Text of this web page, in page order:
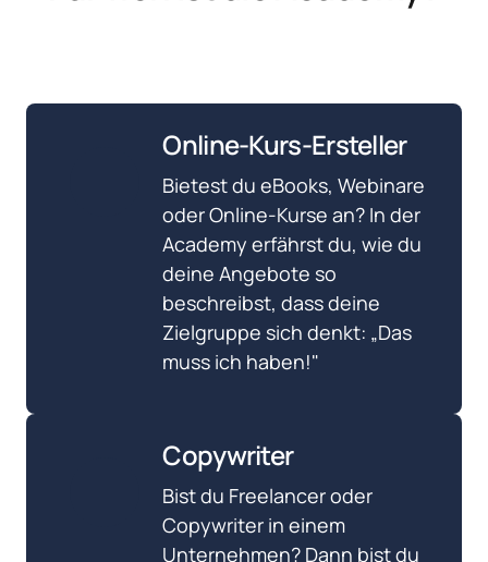
Online-Kurs-Ersteller
Bietest du eBooks, Webinare
oder Online-Kurse an? In der
Academy erfährst du, wie du
deine Angebote so
beschreibst, dass deine
Zielgruppe sich denkt: „Das
muss ich haben!"
Copywriter
Bist du Freelancer oder
Copywriter in einem
Unternehmen? Dann bist du